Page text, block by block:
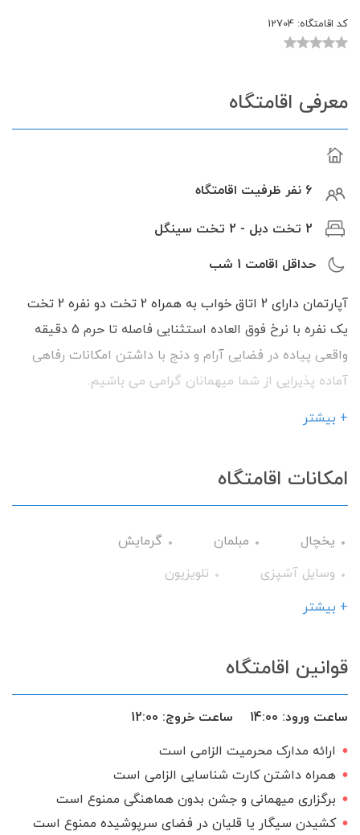
کد اقامتگاه:
معرفی اقامتگاه
6 نفر ظرفیت اقامتگاه
2 تخت دبل - 2 تخت سینگل
حداقل اقامت 1 شب
آپارتمان دارای 2 اتاق خواب به همراه 2 تخت دو نفره 2 تخت
یک نفره با نرخ فوق العاده استثنایی فاصله تا حرم 5 دقیقه
واقعی پیاده در فضایی آرام و دنج با داشتن امکانات رفاهی
آماده پذیرایی از شما میهمانان گرامی می باشیم.
+ بیشتر
امکانات اقامتگاه
یخچال مبلمان
گرمایش
وسایل آشپزی
تلویزیون
سرویس فرنگی
ظروف آشپزخانه
+ بیشتر
قوانین اقامتگاه
ساعت ورود: 14:00 ساعت خروج: 12:00
ارائه مدارک محرمیت الزامی است
همراه داشتن کارت شناسایی الزامی است
برگزاری میهمانی و جشن بدون هماهنگی ممنوع است
کشیدن سیگار یا قلیان در فضای سرپوشیده ممنوع است